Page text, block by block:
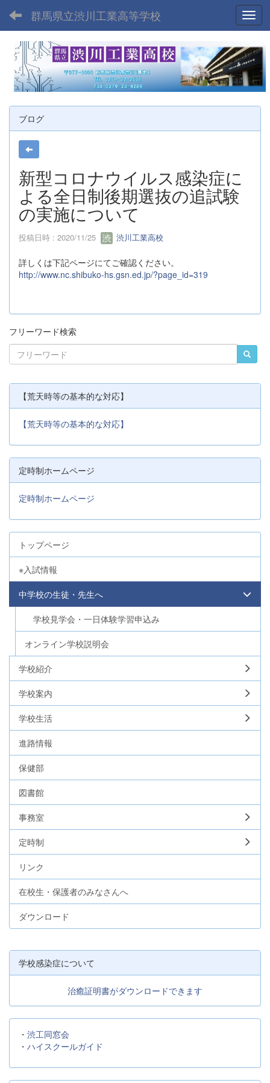
群馬県立渋川工業高等学校
ブログ
新型コロナウイルス感染症に
よる全日制後期選抜の追試験
の実施について
投稿日時 : 2020/11/25 渋川工業高校
詳しくは下記ページにてご確認ください。
http://www.nc.shibuko-hs.gsn.ed.jp/?page_id=319
フリーワード検索
【荒天時等の基本的な対応】
【荒天時等の基本的な対応】
定時制ホームページ
定時制ホームページ
トップページ
※入試情報
中学校の生徒・先生へ
学校見学会・一日体験学習申込み
オンライン学校説明会
学校紹介
学校案内
学校生活
進路情報
保健部
図書館
事務室
定時制
リンク
在校生・保護者のみなさんへ
ダウンロード
学校感染症について
治癒証明書がダウンロードできます
・ 渋工同窓会
・ ハイスクールガイド